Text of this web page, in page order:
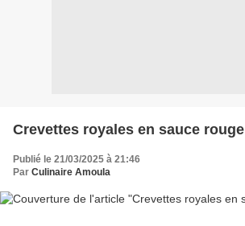
Crevettes royales en sauce rouge
Publié le 21/03/2025 à 21:46
Par Culinaire Amoula